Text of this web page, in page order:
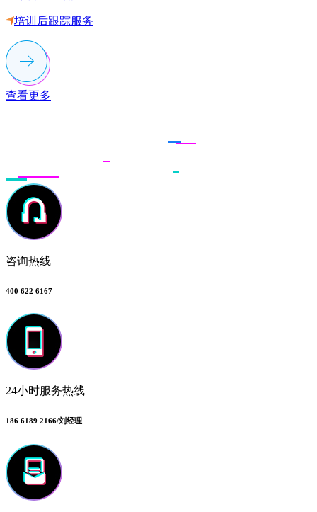
培训后跟踪服务
查看更多
咨询热线
400 622 6167
24小时服务热线
186 6189 2166/刘经理